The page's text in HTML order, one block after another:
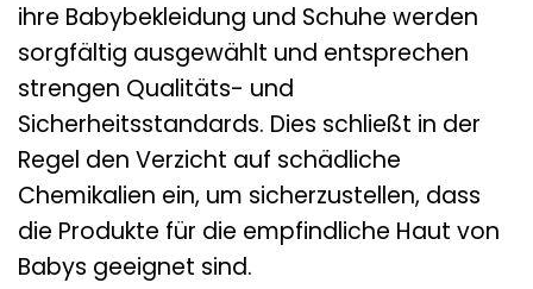
ihre Babybekleidung und Schuhe werden
sorgfältig ausgewählt und entsprechen
strengen Qualitäts- und
Sicherheitsstandards. Dies schließt in der
Regel den Verzicht auf schädliche
Chemikalien ein, um sicherzustellen, dass
die Produkte für die empfindliche Haut von
Babys geeignet sind.